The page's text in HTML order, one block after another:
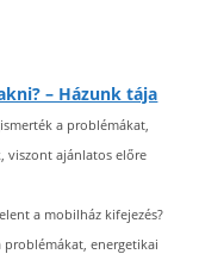
– Házunk tája
a problémákat,
viszont ajánlatos előre
a mobilház kifejezés?
problémákat, energetikai